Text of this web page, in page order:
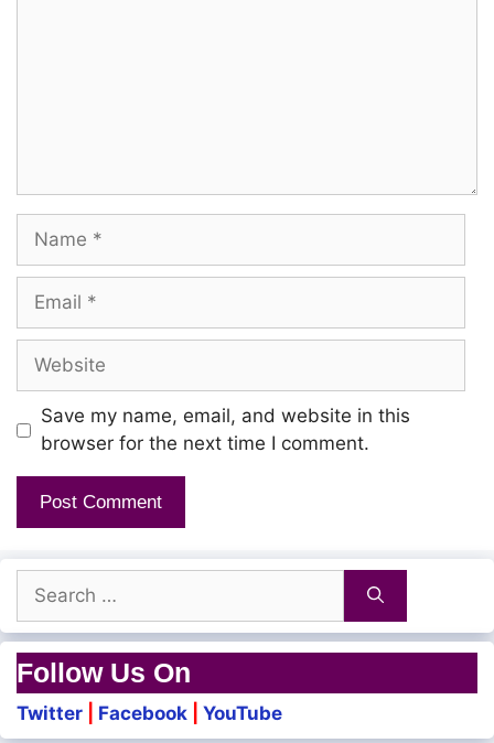
Name
Email
Website
Save my name, email, and website in this
browser for the next time I comment.
Search
for:
Follow Us On
Twitter Facebook YouTube